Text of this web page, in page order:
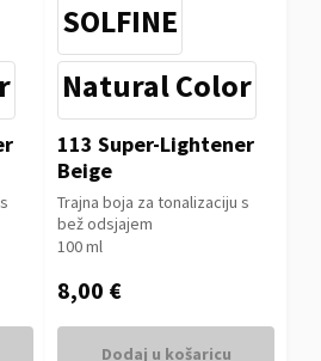
SOLFINE
Natural Color
113 Super-Lightener
Beige
Trajna boja za tonalizaciju s
bež odsjajem
100 ml
8,00 €
Dodaj u košaricu